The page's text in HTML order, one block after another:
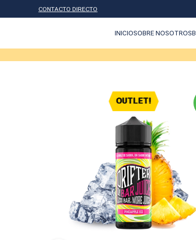
CONTACTO DIRECTO
INICIOSOBRE NOSOTROS
OUTLET!